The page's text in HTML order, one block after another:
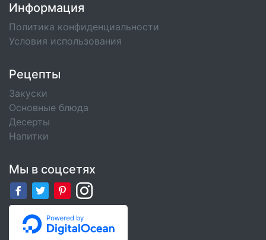
Информация
Политика конфиденциальности
Условия использования
Рецепты
Закуски
Основные блюда
Десерты
Напитки
Мы в соцсетях